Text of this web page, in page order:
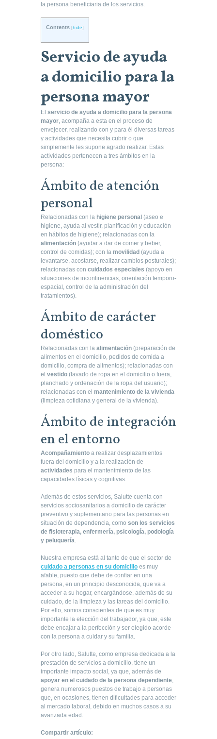
la persona beneficiaria de los servicios.
Contents [hide]
Servicio de ayuda
a domicilio para la
persona mayor
El servicio de ayuda a domicilio para la persona
mayor, acompaña a esta en el proceso de
envejecer, realizando con y para él diversas tareas
y actividades que necesita cubrir o que
simplemente les supone agrado realizar. Estas
actividades pertenecen a tres ámbitos en la
persona:
Ámbito de atención
personal
Relacionadas con la higiene personal (aseo e
higiene, ayuda al vestir, planificación y educación
en hábitos de higiene); relacionadas con la
alimentación (ayudar a dar de comer y beber,
control de comidas); con la movilidad (ayuda a
levantarse, acostarse, realizar cambios posturales);
relacionadas con cuidados especiales (apoyo en
situaciones de incontinencias, orientación temporo-
espacial, control de la administración del
tratamientos).
Ámbito de carácter
doméstico
Relacionadas con la alimentación (preparación de
alimentos en el domicilio, pedidos de comida a
domicilio, compra de alimentos); relacionadas con
el vestido (lavado de ropa en el domicilio o fuera,
planchado y ordenación de la ropa del usuario);
relacionadas con el mantenimiento de la vivienda
(limpieza cotidiana y general de la vivienda).
Ámbito de integración
en el entorno
Acompañamiento a realizar desplazamientos
fuera del domicilio y a la realización de
actividades para el mantenimiento de las
capacidades físicas y cognitivas.
Además de estos servicios, Salutte cuenta con
servicios sociosanitarios a domicilio de carácter
preventivo y suplementario para las personas en
situación de dependencia, como son los servicios
de fisioterapia, enfermería, psicología, podología
y peluquería.
Nuestra empresa está al tanto de que el sector de
cuidado a personas en su domicilio es muy
afable, puesto que debe de confiar en una
persona, en un principio desconocida, que va a
acceder a su hogar, encargándose, además de su
cuidado, de la limpieza y las tareas del domicilio.
Por ello, somos conscientes de que es muy
importante la elección del trabajador, ya que, este
debe encajar a la perfección y ser elegido acorde
con la persona a cuidar y su familia.
Por otro lado, Salutte, como empresa dedicada a la
prestación de servicios a domicilio, tiene un
importante impacto social, ya que, además de
apoyar en el cuidado de la persona dependiente,
genera numerosos puestos de trabajo a personas
que, en ocasiones, tienen dificultades para acceder
al mercado laboral, debido en muchos casos a su
avanzada edad.
Compartir artículo: